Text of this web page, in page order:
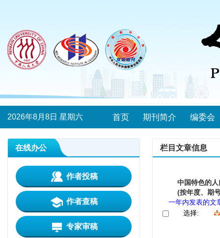
2026年8月8日 星期六 首页 期刊简介 编委会
在线办公
作者投稿
作者查稿
专家审稿
栏目文章信息
中国特色的
(按年度、期
一年内发表的文
选择: